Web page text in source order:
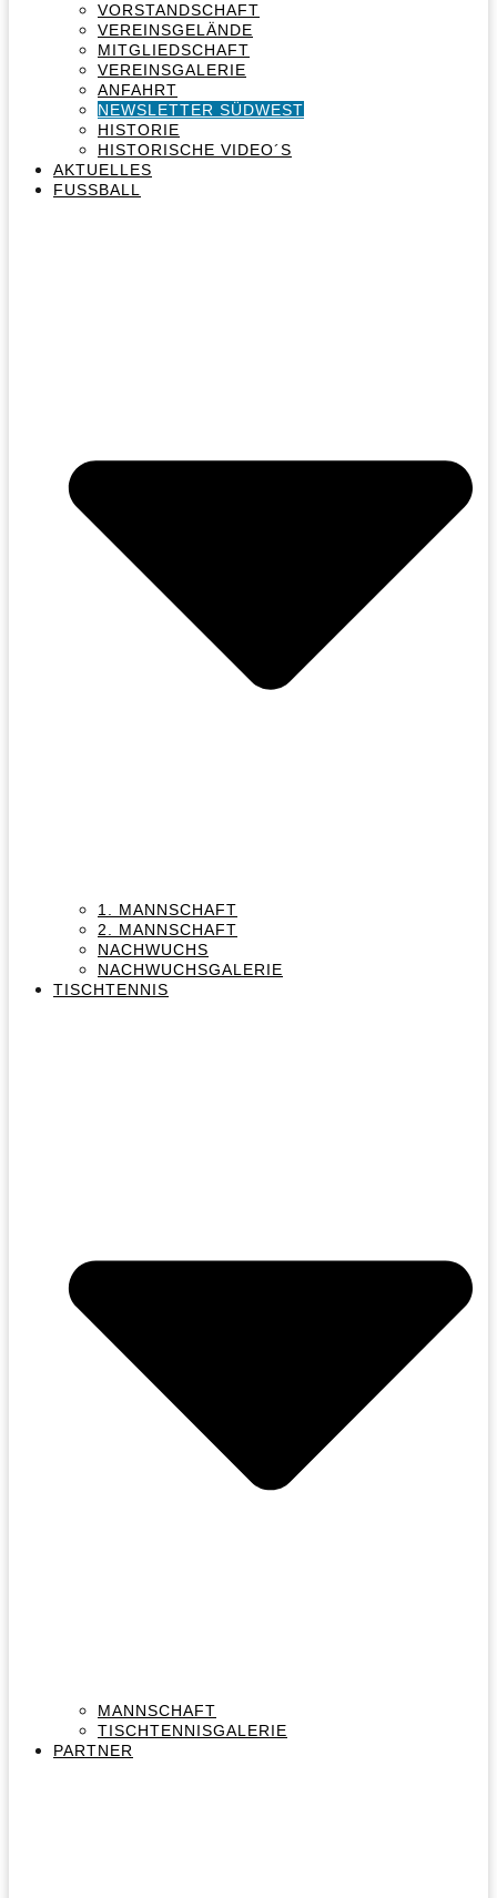
VORSTANDSCHAFT
VEREINSGELÄNDE
MITGLIEDSCHAFT
VEREINSGALERIE
ANFAHRT
NEWSLETTER SÜDWEST
HISTORIE
HISTORISCHE VIDEO´S
AKTUELLES
FUSSBALL
1. MANNSCHAFT
2. MANNSCHAFT
NACHWUCHS
NACHWUCHSGALERIE
TISCHTENNIS
MANNSCHAFT
TISCHTENNISGALERIE
PARTNER